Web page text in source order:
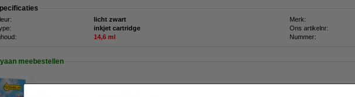
licht zwart Merk:
inkjet cartridge Ons artikelnr:
14,6 ml Nummer:
meebestellen